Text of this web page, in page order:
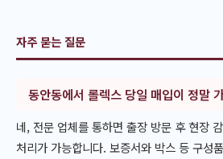
자주 묻는 질문
동안동에서 롤렉스 당일 매입이 정말
네, 전문 업체를 통하면 출장 방문 후 현장
처리가 가능합니다. 보증서와 박스 등 구성